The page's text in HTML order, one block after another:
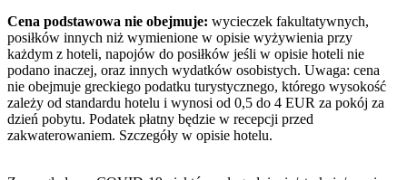
Cena podstawowa nie obejmuje: wycieczek fakultatywnych,
posiłków innych niż wymienione w opisie wyżywienia przy
każdym z hoteli, napojów do posiłków jeśli w opisie hoteli nie
podano inaczej, oraz innych wydatków osobistych. Uwaga: cena
nie obejmuje greckiego podatku turystycznego, którego wysokość
zależy od standardu hotelu i wynosi od 0,5 do 4 EUR za pokój za
dzień pobytu. Podatek płatny będzie w recepcji przed
zakwaterowaniem. Szczegóły w opisie hotelu.